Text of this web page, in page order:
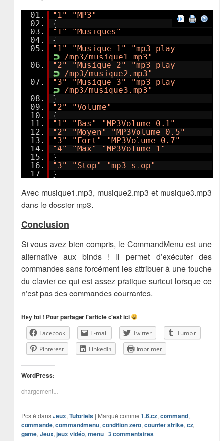
01. "1"
"MP3"
02.
{
03.
"1"
"Musiques"
04.
{
05.
"1" "Musique 1"
"mp3 play
/mp3/musique1.mp3"
06.
"2" "Musique 2"
"mp3 play
/mp3/musique2.mp3"
07.
"3" "Musique 3"
"mp3 play
/mp3/musique3.mp3"
08.
}
09.
"2"
"Volume"
10.
{
11.
"1" "Bas"
"MP3Volume 0.1"
12.
"2" "Moyen"
"MP3Volume 0.5"
13.
"3" "Fort"
"MP3Volume 0.7"
14.
"4" "Max"
"MP3Volume 1"
15.
}
16.
"3" "Stop"
"mp3 stop"
17.
}
Avec musique1.mp3, musique2.mp3 et musique3.mp3
dans le dossier mp3.
Conclusion
Si vous avez bien compris, le CommandMenu est une
alternative aux binds ! Il permet d’exécuter des
commandes sans forcément les attribuer à une touche
du clavier ce qui est assez pratique surtout lorsque ce
n’est pas des commandes courrantes.
Hey toi ! Pour partager l'article c'est ici
Facebook E-mail Twitter
Tumblr
Pinterest
LinkedIn Imprimer
WordPress:
chargement…
Posté dans Jeux, Tutoriels | Marqué comme 1.6.cz, command,
commande, commandmenu, condition zero, counter strike, cz,
game, Jeux, jeux vidéo, menu | 3commentaires